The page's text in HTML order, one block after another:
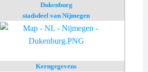
Dukenburg
stadsdeel van Nijmegen
Kerngegevens